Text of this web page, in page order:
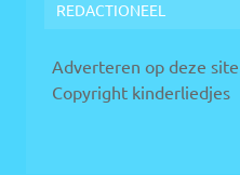
REDACTIONEEL
Adverteren op deze site
Copyright kinderliedjes